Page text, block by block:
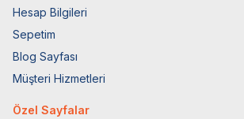
Hesap Bilgileri
Sepetim
Blog Sayfası
Müşteri Hizmetleri
Özel Sayfalar